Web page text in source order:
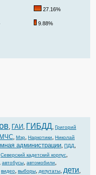
27.16%
9.88%
, ГАИ, ГИБДД, Григорий
МЧС, Мэр, Наркотики, Николай
администрации, ПДД,
Северский кадетский корпус,
, автобусы, автомобили,
видео, выборы, депутаты, дети,